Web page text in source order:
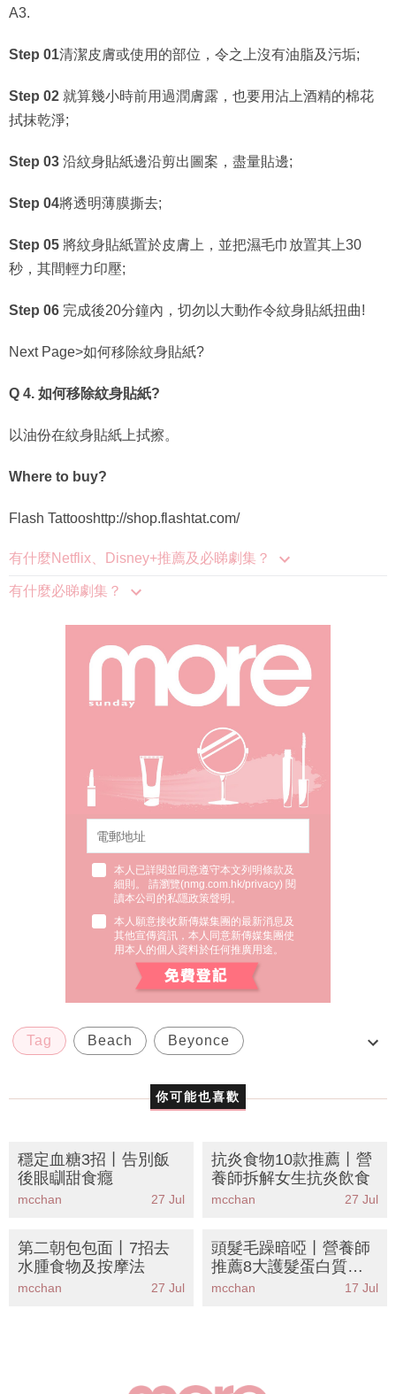
A3.
Step 01清潔皮膚或使用的部位，令之上沒有油脂及污垢;
Step 02 就算幾小時前用過潤膚露，也要用沾上酒精的棉花
拭抹乾淨;
Step 03 沿紋身貼紙邊沿剪出圖案，盡量貼邊;
Step 04將透明薄膜撕去;
Step 05 將紋身貼紙置於皮膚上，並把濕毛巾放置其上30
秒，其間輕力印壓;
Step 06 完成後20分鐘內，切勿以大動作令紋身貼紙扭曲!
Next Page>如何移除紋身貼紙?
Q 4. 如何移除紋身貼紙?
以油份在紋身貼紙上拭擦。
Where to buy?
Flash Tattooshttp://shop.flashtat.com/
有什麼Netflix、Disney+推薦及必睇劇集？
有什麼必睇劇集？
本人已詳閱並同意遵守本文列明條款及
細則。 請瀏覽(nmg.com.hk/privacy) 閱
讀本公司的私隱政策聲明。
本人願意接收新傳媒集團的最新消息及
其他宣傳資訊，本人同意新傳媒集團使
用本人的個人資料於任何推廣用途。
Tag Beach Beyonce
你可能也喜歡
穩定血糖3招丨告別飯
後眼瞓甜食癮
mcchan 27 Jul
抗炎食物10款推薦丨營
養師拆解女生抗炎飲食
mcchan 27 Jul
第二朝包包面丨7招去
水腫食物及按摩法
mcchan 27 Jul
頭髮毛躁暗啞丨營養師
推薦8大護髮蛋白質食
物清單丨食對頭髮重現
mcchan 17 Jul